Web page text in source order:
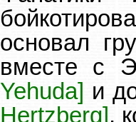
основал
вместе с
Yehuda] и
Hertzberg],